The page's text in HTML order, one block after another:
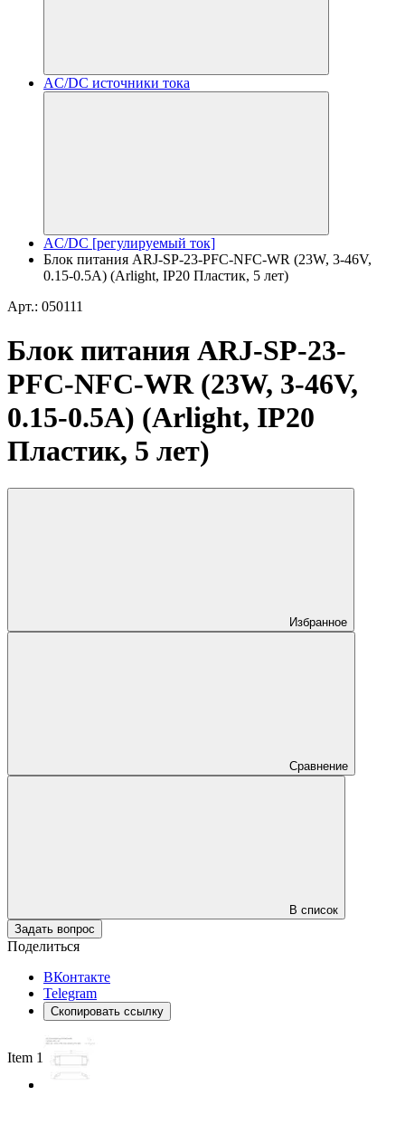
AC/DC источники тока
AC/DC [регулируемый ток]
Блок питания ARJ-SP-23-PFC-NFC-WR (23W, 3-46V,
0.15-0.5A) (Arlight, IP20 Пластик, 5 лет)
Арт.: 050111
Блок питания ARJ-SP-23-
PFC-NFC-WR (23W, 3-46V,
0.15-0.5A) (Arlight, IP20
Пластик, 5 лет)
Избранное
Сравнение
В список
Задать вопрос
Поделиться
ВКонтакте
Telegram
Скопировать ссылку
Item 1 of 2